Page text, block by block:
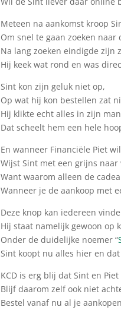
Meteen na aankomst kroop
Om snel te gaan zoeken naar
Na lang zoeken eindigde zijn
Hij keek wat rond en was
Sint kon zijn geluk niet op,
Op wat hij kon bestellen zat
Hij klikte echt alles in zijn
Dat scheelt hem een hele
En wanneer Financiële Piet
Wijst Sint met een grijns naar
Want waarom alleen de
Wanneer je de aankoop met
Deze knop kan iedereen
Hij staat namelijk gewoon op
Onder de duidelijke noemer “
Sint koopt nu alles hier en
KCD is erg blij dat Sint en
Blijf daarom zelf ook niet
Bestel vanaf nu al je